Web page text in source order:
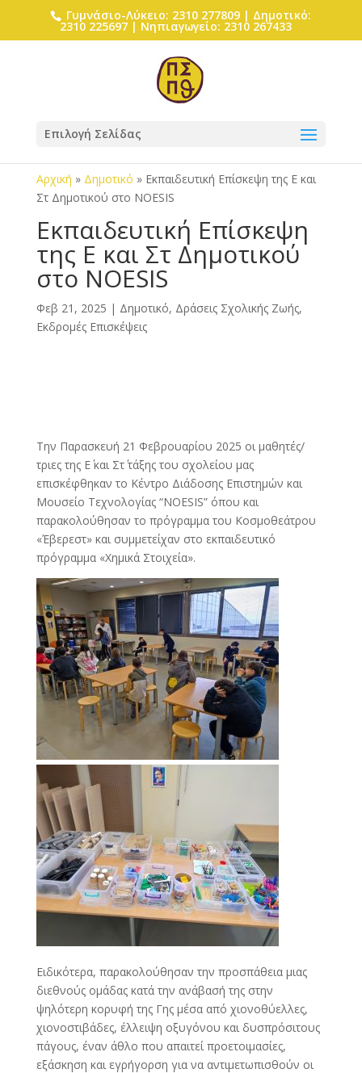
Γυμνάσιο-Λύκειο: 2310 277809 | Δημοτικό:
2310 225697 | Νηπιαγωγείο: 2310 267433
Επιλογή Σελίδας
Αρχική » Δημοτικό » Εκπαιδευτική Επίσκεψη της Ε και
Στ Δημοτικού στο NOESIS
Εκπαιδευτική Επίσκεψη
της Ε και Στ Δημοτικού
στο NOESIS
Φεβ 21, 2025 | Δημοτικό, Δράσεις Σχολικής Ζωής,
Εκδρομές Επισκέψεις
Την Παρασκευή 21 Φεβρουαρίου 2025 οι μαθητές/
τριες της Ε΄ και Στ΄ τάξης του σχολείου μας
επισκέφθηκαν το Κέντρο Διάδοσης Επιστημών και
Μουσείο Τεχνολογίας “NOESIS” όπου και
παρακολούθησαν το πρόγραμμα του Κοσμοθεάτρου
«Έβερεστ» και συμμετείχαν στο εκπαιδευτικό
πρόγραμμα «Χημικά Στοιχεία».
Ειδικότερα, παρακολούθησαν την προσπάθεια μιας
διεθνούς ομάδας κατά την ανάβασή της στην
ψηλότερη κορυφή της Γης μέσα από χιονοθύελλες,
χιονοστιβάδες, έλλειψη οξυγόνου και δυσπρόσιτους
πάγους, έναν άθλο που απαιτεί προετοιμασίες,
εξάσκηση και εγρήγορση για να αντιμετωπισθούν οι